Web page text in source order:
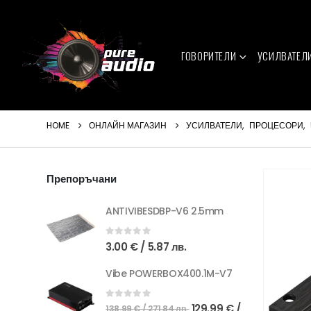
ГОВОРИТЕЛИ
HOME ОНЛАЙН МАГАЗИН УСИЛВАТЕЛИ, ПРОЦЕСОРИ,
Препоръчани
ANTIVIBESDBP-V6 2.5mm
0out of 5
3.00 €/ 5.87 лв.
Vibe POWERBOX400.1M-V7
0out of 5
138.99€/ 271.84 лв.Original